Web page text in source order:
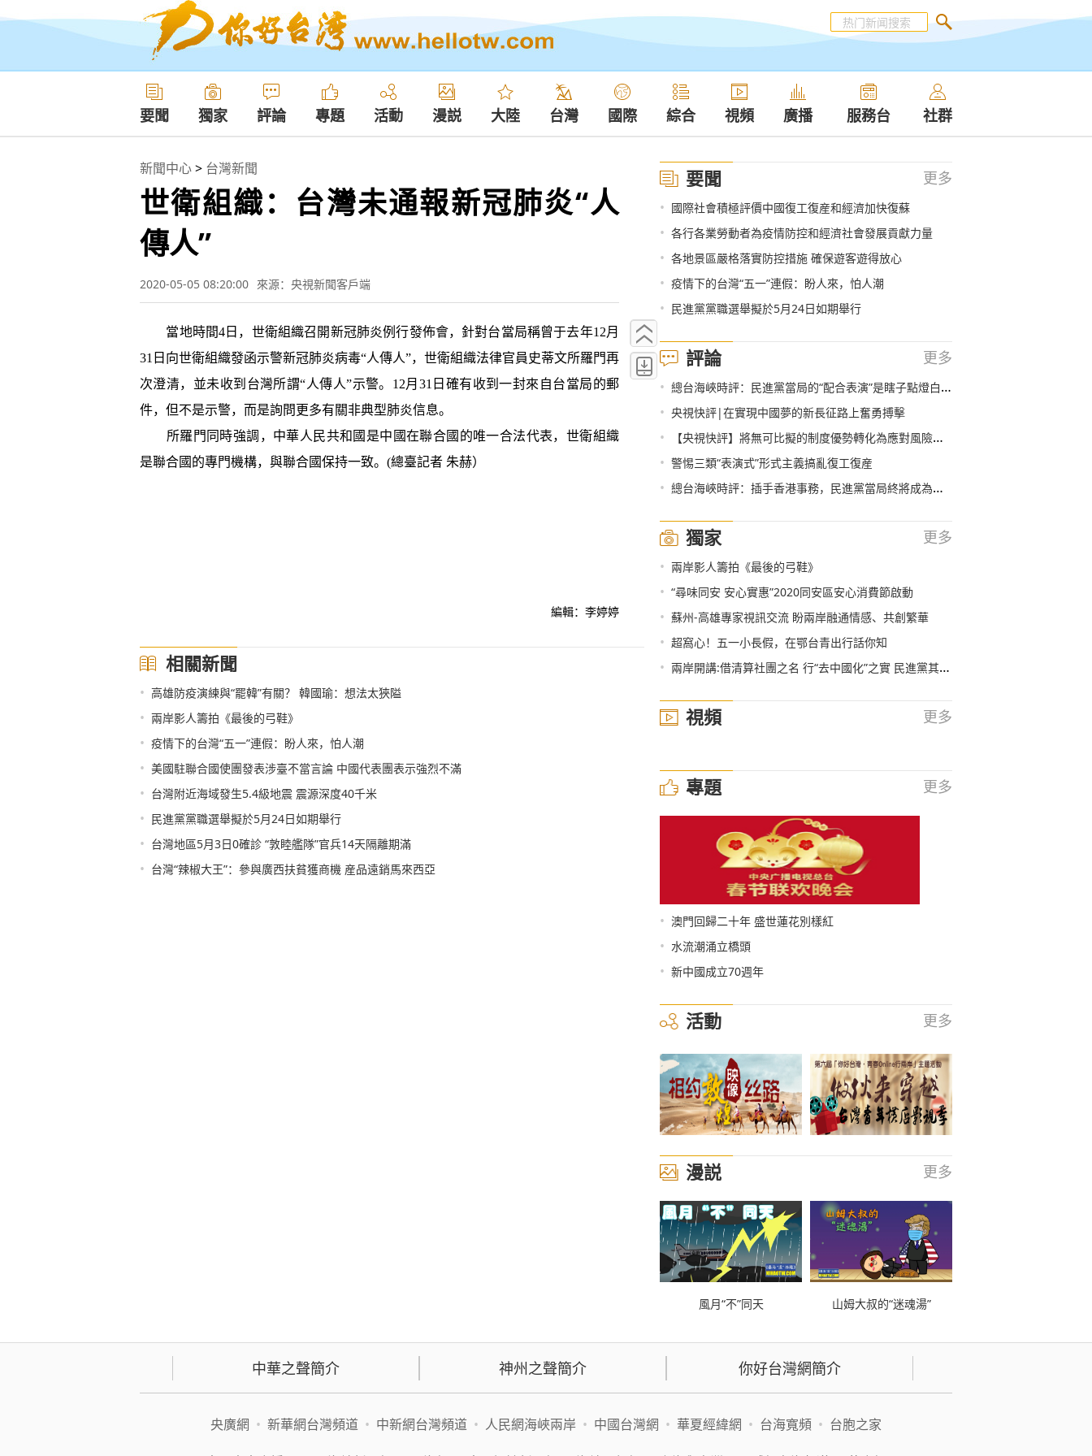
要聞 獨家 評論 專題 活動 漫説 大陸 台灣 國際 綜合 視頻 廣播 服務台 社群
新聞中心> 台灣新聞
世衛組織：台灣未通報新冠肺炎“人
傳人”
2020-05-05 08:20:00 來源：央視新聞客戶端
當地時間4日，世衛組織召開新冠肺炎例行發佈會，針對台當局稱曾于去年12月
31日向世衛組織發函示警新冠肺炎病毒“人傳人”，世衛組織法律官員史蒂文所羅門再
次澄清，並未收到台灣所謂“人傳人”示警。12月31日確有收到一封來自台當局的郵
件，但不是示警，而是詢問更多有關非典型肺炎信息。
所羅門同時強調，中華人民共和國是中國在聯合國的唯一合法代表，世衛組織
是聯合國的專門機構，與聯合國保持一致。(總臺記者 朱赫）
編輯：李婷婷
相關新聞
• 高雄防疫演練與“罷韓”有關？ 韓國瑜：想法太狹隘
• 兩岸影人籌拍《最後的弓鞋》
• 疫情下的台灣“五一”連假：盼人來，怕人潮
• 美國駐聯合國使團發表涉臺不當言論 中國代表團表示強烈不滿
• 台灣附近海域發生5.4級地震 震源深度40千米
• 民進黨黨職選舉擬於5月24日如期舉行
• 台灣地區5月3日0確診 “敦睦艦隊”官兵14天隔離期滿
• 台灣“辣椒大王”：參與廣西扶貧獲商機 産品遠銷馬來西亞
要聞 更多
• 國際社會積極評價中國復工復産和經濟加快復蘇
• 各行各業勞動者為疫情防控和經濟社會發展貢獻力量
• 各地景區嚴格落實防控措施 確保遊客遊得放心
• 疫情下的台灣“五一”連假：盼人來，怕人潮
• 民進黨黨職選舉擬於5月24日如期舉行
評論 更多
• 總台海峽時評：民進黨當局的“配合表演”是瞎子點燈白費蠟
• 央視快評|在實現中國夢的新長征路上奮勇搏擊
• 【央視快評】將無可比擬的制度優勢轉化為應對風險挑戰衝擊的勝勢
• 警惕三類“表演式”形式主義搞亂復工復産
• 總台海峽時評：插手香港事務，民進黨當局終將成為棄子一枚
獨家 更多
• 兩岸影人籌拍《最後的弓鞋》
• “尋味同安 安心實惠”2020同安區安心消費節啟動
• 蘇州-高雄專家視訊交流 盼兩岸融通情感、共創繁華
• 超窩心！五一小長假，在鄂台青出行話你知
• 兩岸開講:借清算社團之名 行“去中國化”之實 民進黨其心可誅
視頻 更多
專題 更多
• 澳門回歸二十年 盛世蓮花別樣紅
• 水流潮涌立橋頭
• 新中國成立70週年
活動 更多
漫説 更多
風月“不”同天 山姆大叔的“迷魂湯”
中華之聲簡介 神州之聲簡介 你好台灣網簡介
央廣網 • 新華網台灣頻道 • 中新網台灣頻道 • 人民網海峽兩岸 • 中國台灣網 • 華夏經緯網 • 台海寬頻 • 台胞之家